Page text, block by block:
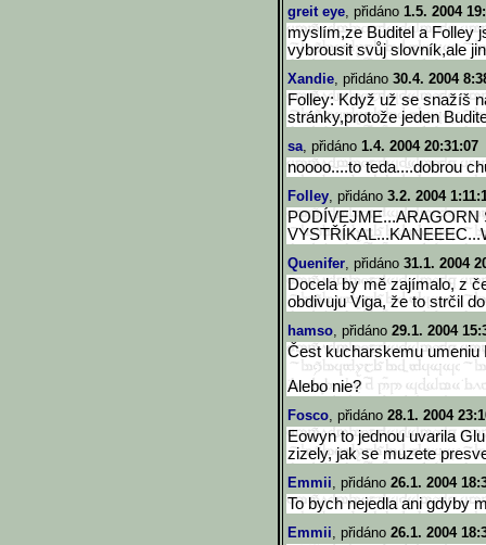
greit eye, přidáno 1.5. 2004
myslím,ze Buditel a Folley
vybrousit svůj slovník,ale
Xandie, přidáno 30.4. 2004
Folley: Když už se snažíš
stránky,protože jeden
sa, přidáno 1.4. 2004 20:31:07
noooo....to teda....dobrou
Folley, přidáno 3.2. 2004
PODÍVEJME...ARAGORN
Quenifer, přidáno 31.1. 2004
Docela by mě zajímalo, z
obdivuju Viga, že to strčil
hamso, přidáno 29.1. 2004
Čest kucharskemu umeniu
Alebo nie?
Fosco, přidáno 28.1. 2004
Eowyn to jednou uvarila
zizely, jak se muzete
Emmii, přidáno 26.1. 2004
To bych nejedla ani gdyby
Emmii, přidáno 26.1. 2004